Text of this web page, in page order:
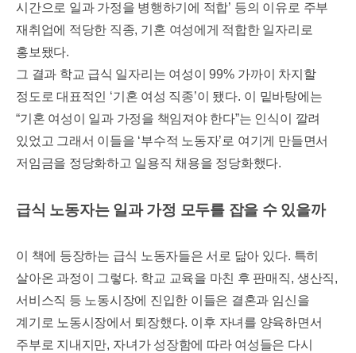
시간으로 일과 가정을 병행하기에 적합’ 등의 이유로 주부
재취업에 적당한 직종, 기혼 여성에게 적합한 일자리로
홍보됐다.
그 결과 학교 급식 일자리는 여성이99% 가까이 차지할
정도로 대표적인 ‘기혼 여성 직종’이 됐다. 이 밑바탕에는
“기혼 여성이 일과 가정을 책임져야 한다”는 인식이 깔려
있었고 그래서 이들을 ‘부수적 노동자’ 로 여기게 만들면서
저임금을 정당화하고 일용직 채용을 정당화했다.
급식 노동자는 일과 가정 모두를 잡을 수 있을까
이 책에 등장하는 급식 노동자들은 서로 닮아 있다. 특히
살아온 과정이 그렇다. 학교 교육을 마친 후 판매직, 생산직,
서비스직 등 노동시장에 진입한 이들은 결혼과 임신을
계기로 노동시장에서 퇴장했다. 이후 자녀를 양육하면서
주부로 지내지만, 자녀가 성장함에 따라 여성들은 다시